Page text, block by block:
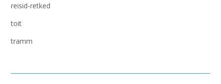
reisid-retked
toit
tramm